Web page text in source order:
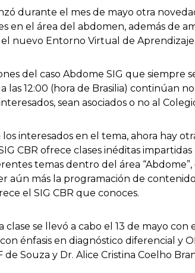
durante el mes de mayo otra
en el área del abdomen, además de
nuevo Entorno Virtual de Aprendizaje.
del caso Abdome SIG que siempre
las 12:00 (hora de Brasilia) continúan
sean asociados o no al
los interesados en el tema, ahora hay
CBR ofrece clases inéditas
temas dentro del área
aún más la programación de
el SIG CBR que conoces.
clase se llevó a cabo el 13 de mayo con
énfasis en diagnóstico diferencial y
de Souza y Dr. Alice Cristina Coelho